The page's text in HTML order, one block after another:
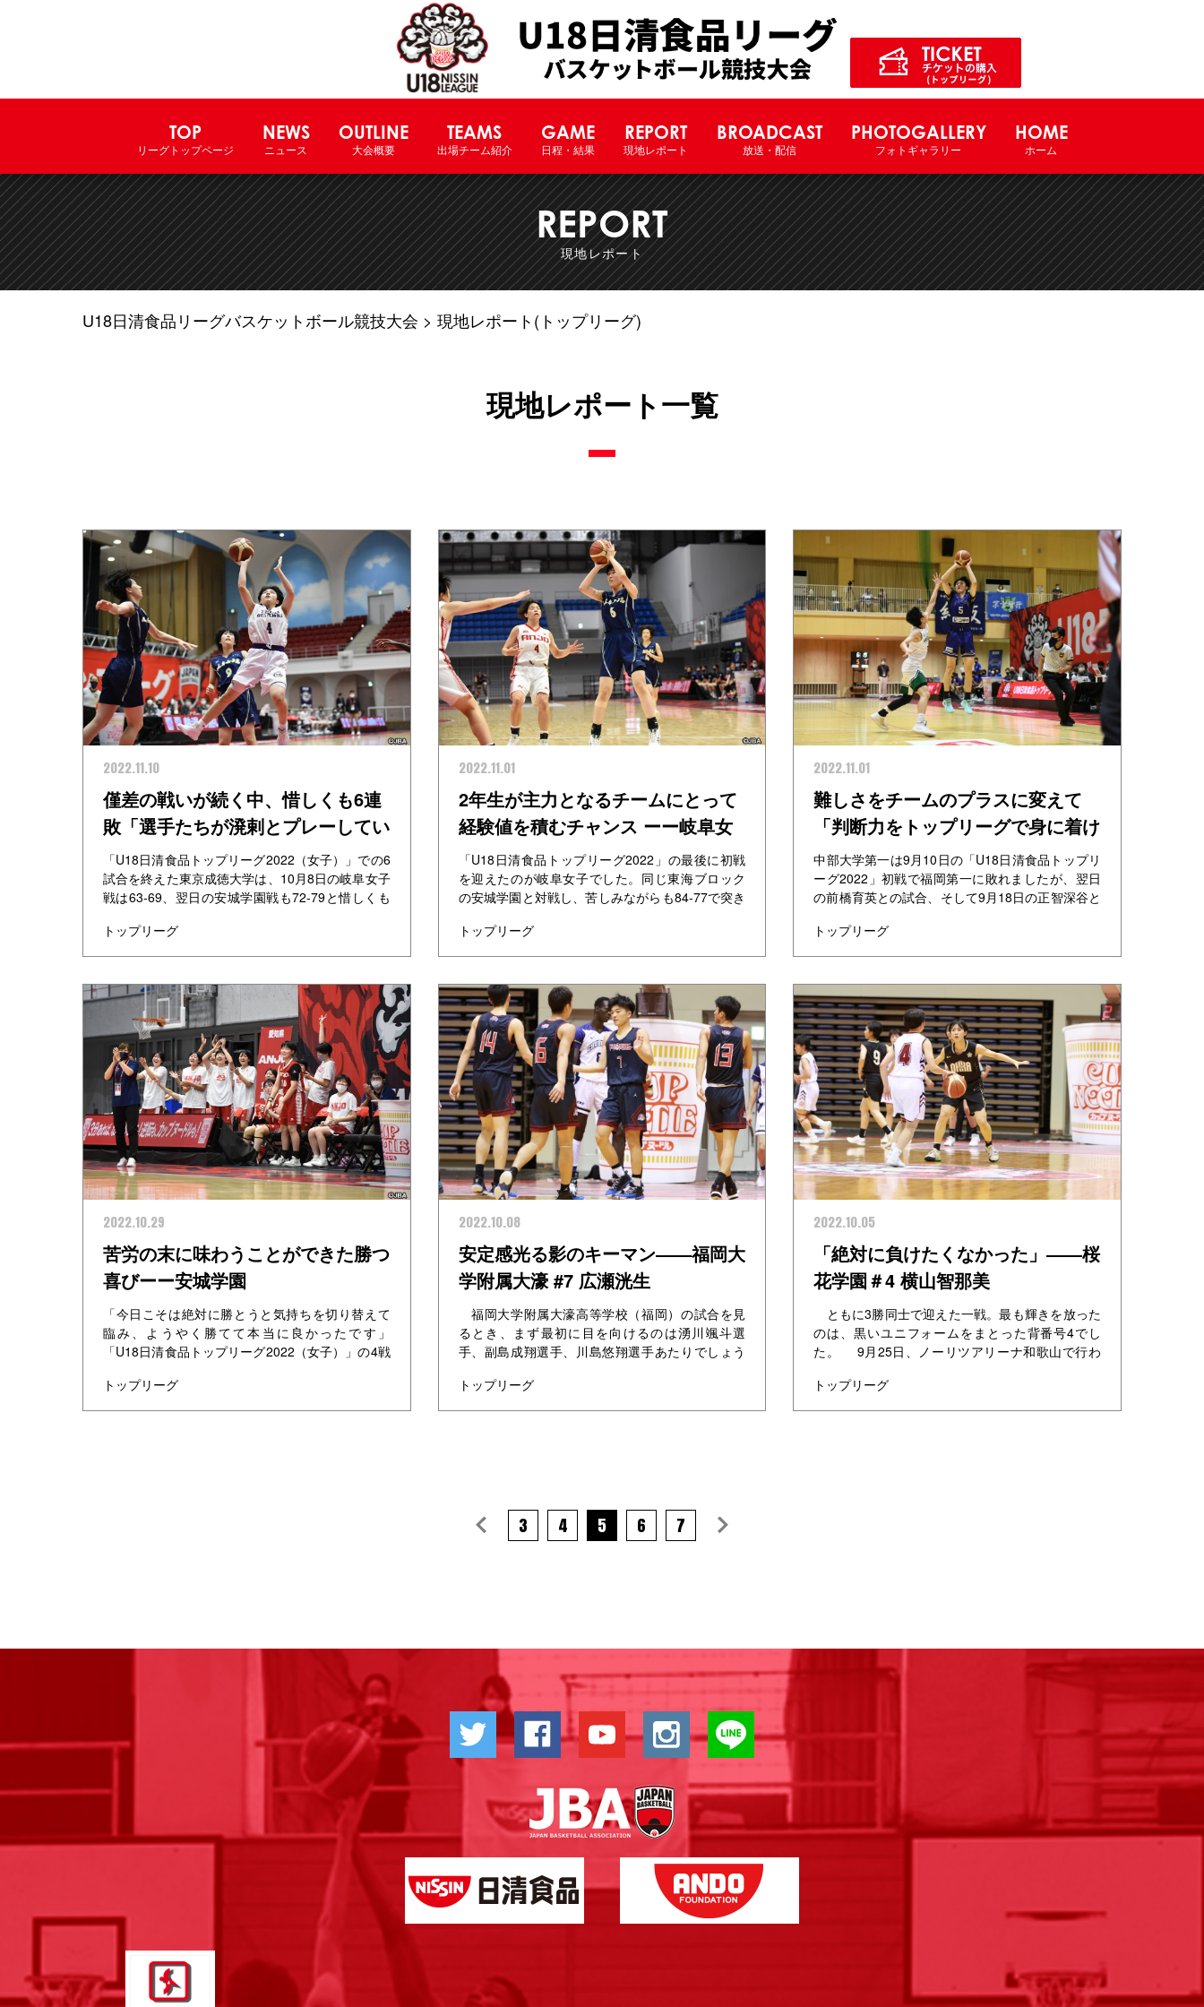
TOP
リーグトップページ
NEWS
ニュース
OUTLINE
大会概要
TEAMS
出場チーム紹介
GAME
日程・結果
REPORT
現地レポート
BROADCAST
放送・配信
PHOTOGALLERY
フォトギャラリー
HOME
ホーム
REPORT
現地レポート
U18日清食品リーグバスケットボール競技大会 現地レポート(トップリーグ)
現地レポート一覧
2022.11.10
僅差の戦いが続く中、惜しくも6連
敗「選手たちが溌剌とプレーしてい
たことが何よりの収穫」ーー東京成
徳大学
「U18日清食品トップリーグ2022（女子）」での6
試合を終えた東京成徳大学は、10月8日の岐阜女子
戦は63-69、翌日の安城学園戦も72-79と惜しくも
トップリーグ
2022.11.01
2年生が主力となるチームにとって
経験値を積むチャンス ーー岐阜女
子
「U18日清食品トップリーグ2022」の最後に初戦
を迎えたのが岐阜女子でした。同じ東海ブロック
の安城学園と対戦し、苦しみながらも84-77で突き
ー...
トップリーグ
2022.11.01
難しさをチームのプラスに変えて
「判断力をトップリーグで身に着け
たい」ーー中部大学第一
中部大学第一は9月10日の「U18日清食品トップリ
ーグ2022」初戦で福岡第一に敗れましたが、翌日
の前橋育英との試合、そして9月18日の正智深谷と
...
トップリーグ
2022.10.29
苦労の末に味わうことができた勝つ
喜びーー安城学園
「今日こそは絶対に勝とうと気持ちを切り替えて
臨み、ようやく勝てて本当に良かったです」
「U18日清食品トップリーグ2022（女子）」の4戦
は、満面の笑顔...
トップリーグ
2022.10.08
安定感光る影のキーマン――福岡大
学附属大濠 #7 広瀬洸生
福岡大学附属大濠高等学校（福岡）の試合を見
るとき、まず最初に目を向けるのは湧川颯斗選
手、副島成翔選手、川島悠翔選手あたりでしょう
ップでも先発メンバ...
トップリーグ
2022.10.05
「絶対に負けたくなかった」――桜
花学園＃4 横山智那美
ともに3勝同士で迎えた一戦。最も輝きを放った
のは、黒いユニフォームをまとった背番号4でし
た。 9月25日、ノーリツアリーナ和歌山で行わ
にて桜...
トップリーグ
3 4 5 6 7